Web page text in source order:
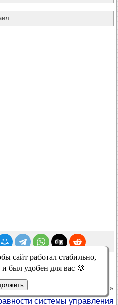
Следующие статьи »
системы управления
сайт работал стабильно,
был удобен для вас 🍪